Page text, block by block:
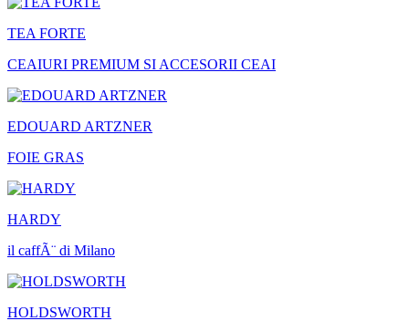
TEA FORTE
CEAIURI PREMIUM SI ACCESORII CEAI
EDOUARD ARTZNER
FOIE GRAS
HARDY
il caffÃ¨ di Milano
HOLDSWORTH